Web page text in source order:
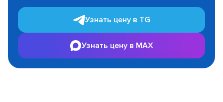
Узнать цену в TG
Узнать цену в MAX